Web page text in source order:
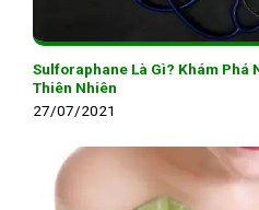
Sulforaphane Là Gì? Khám Phá
Thiên Nhiên
27/07/2021